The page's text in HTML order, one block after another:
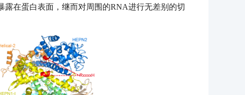
露在蛋白表面，继而对周围的RNA进行无差别的切